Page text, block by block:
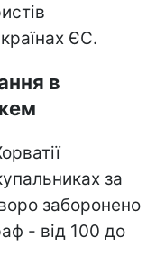
ЄС.
в
за
заборонено
- від 100 до